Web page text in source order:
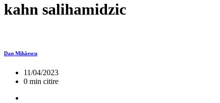
kahn salihamidzic
Dan Mihăescu
11/04/2023
0 min citire